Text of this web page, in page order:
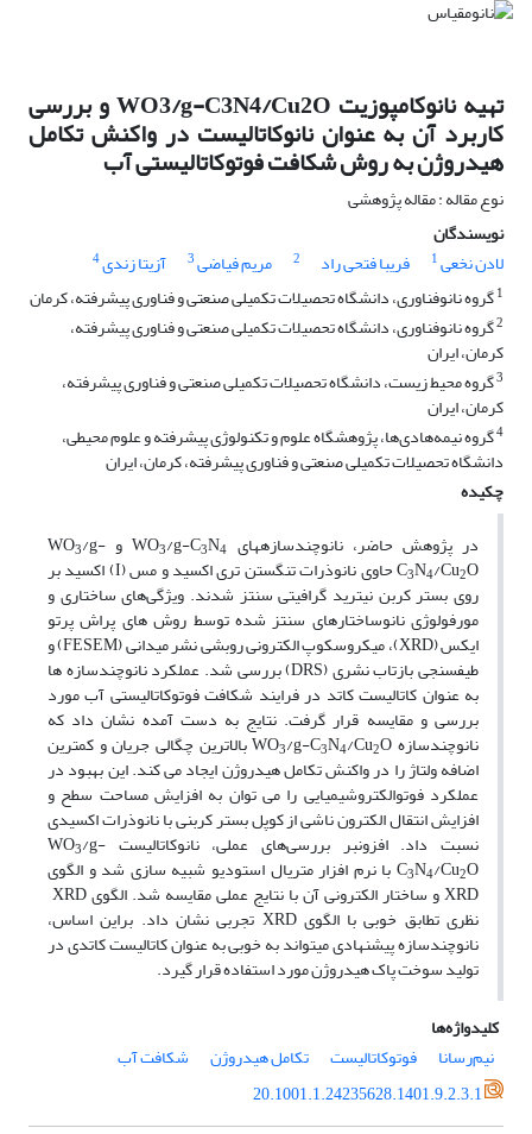
تهیه نانوکامپوزیت WO3/g-C3N4/Cu2O و بررسی
کاربرد آن به عنوان نانوکاتالیست در واکنش تکامل
هیدروژن به روش شکافت فوتوکاتالیستی آب
نوع مقاله : مقاله پژوهشی
نویسندگان
لادن نخعی1 فریبا فتحی راد 2 مریم فیاضی3 آزیتا زندی4
1گروه نانوفناوری، دانشگاه تحصیلات تکمیلی صنعتی و فناوری پیشرفته، کرمان
2گروه نانوفناوری، دانشگاه تحصیلات تکمیلی صنعتی و فناوری پیشرفته،
کرمان، ایران
3گروه محیط زیست، دانشگاه تحصیلات تکمیلی صنعتی و فناوری پیشرفته،
کرمان، ایران
4گروه نیمه‌هادی‌ها، پژوهشگاه علوم و تکنولوژی پیشرفته و علوم محیطی،
دانشگاه تحصیلات تکمیلی صنعتی و فناوری پیشرفته، کرمان، ایران
چکیده
در پژوهش حاضر، نانوچندسازه­های WO
3/g-C3N4 و WO 3/g-
C3N4/Cu2 O حاوی نانوذرات تنگستن تری اکسید و مس (I) اکسید بر
روی بستر کربن نیترید گرافیتی سنتز شدند. ویژگی‌های ساختاری و
مورفولوژی نانوساختارهای سنتز شده توسط روش های پراش پرتو
ایکس (XRD)، میکروسکوپ الکترونی روبشی نشر میدانی (FESEM) و
طیف­سنجی بازتاب نشری (DRS) بررسی شد. عملکرد نانوچندسازه ­ها
به عنوان کاتالیست کاتد در فرایند شکافت فوتوکاتالیستی آب مورد
بررسی و مقایسه قرار گرفت. نتایج به دست آمده نشان داد که
نانوچندسازه WO 3/g-C3N4/Cu2 O بالاترین چگالی جریان و کمترین
اضافه ولتاژ را در واکنش تکامل هیدروژن ایجاد می کند. این بهبود در
عملکرد فوتوالکتروشیمیایی را می توان به افزایش مساحت سطح و
افزایش انتقال الکترون ناشی از کوپل بستر کربنی با نانوذرات اکسیدی
نسبت داد. افزون­بر بررسی‌های عملی، نانوکاتالیست‌ WO 3/g-
C3N4/Cu2 O با نرم افزار متریال استودیو شبیه سازی شد و الگوی
نظری تطابق خوبی با الگوی XRD تجربی نشان داد. براین اساس،
نانوچندسازه پیشنهادی می­تواند به خوبی به عنوان کاتالیست کاتدی در
تولید سوخت پاک هیدروژن مورد استفاده قرار گیرد.
کلیدواژه‌ها
نیم‌رسانا
فوتوکاتالیست تکامل هیدروژن
شکافت آب
20.1001.1.24235628.1401.9.2.3.1